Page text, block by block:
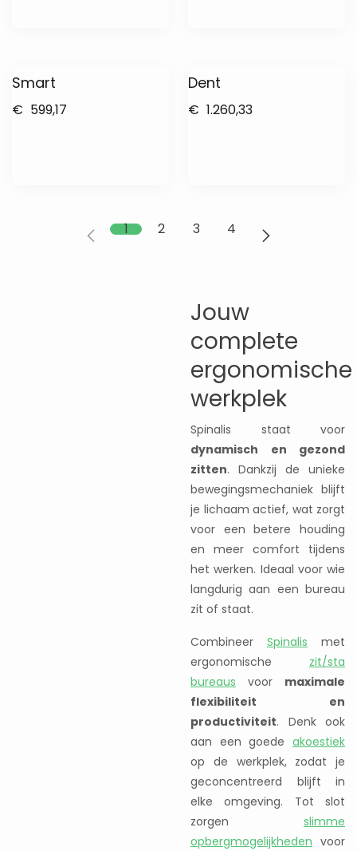
Smart
€ 599,17
Dent
€ 1.260,33
1 2 3 4
Jouw
complete
ergonomische
werkplek
Spinalis staat voor
dynamisch en gezond
zitten. Dankzij de unieke
bewegingsmechaniek blijft
je lichaam actief, wat zorgt
voor een betere houding
en meer comfort tijdens
het werken. Ideaal voor wie
langdurig aan een bureau
zit of staat.
Combineer Spinalis met
ergonomische zit/sta
bureaus voor maximale
flexibiliteit en
productiviteit. Denk ook
aan een goede akoestiek
op de werkplek, zodat je
geconcentreerd blijft in
elke omgeving. Tot slot
zorgen slimme
opbergmogelijkheden voor